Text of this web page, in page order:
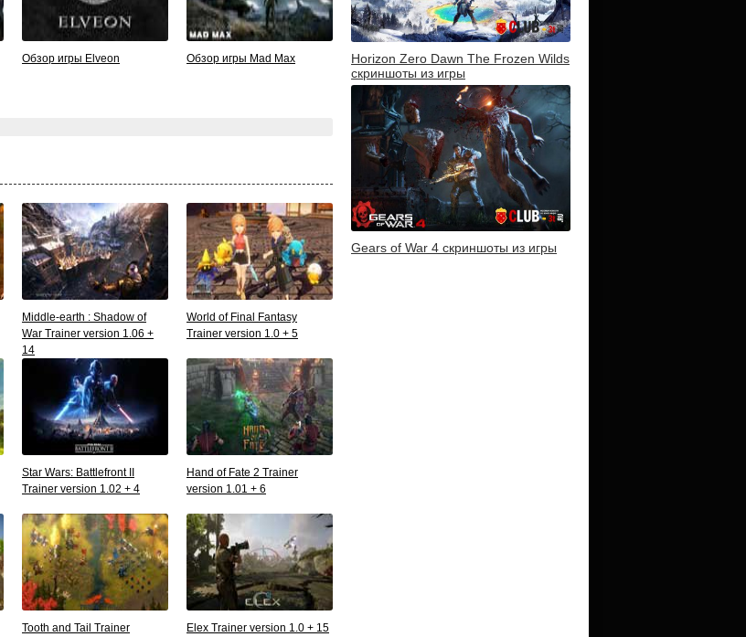
Обзор игры Elveon Обзор игры Mad Max
Middle-earth : Shadow of
War Trainer version 1.06 +
14
World of Final Fantasy
Trainer version 1.0 + 5
Star Wars: Battlefront II
Trainer version 1.02 + 4
Hand of Fate 2 Trainer
version 1.01 + 6
Tooth and Tail Trainer
Elex Trainer version 1.0 + 15
Horizon Zero Dawn The Frozen Wilds
скриншоты из игры
Gears of War 4 скриншоты из игры